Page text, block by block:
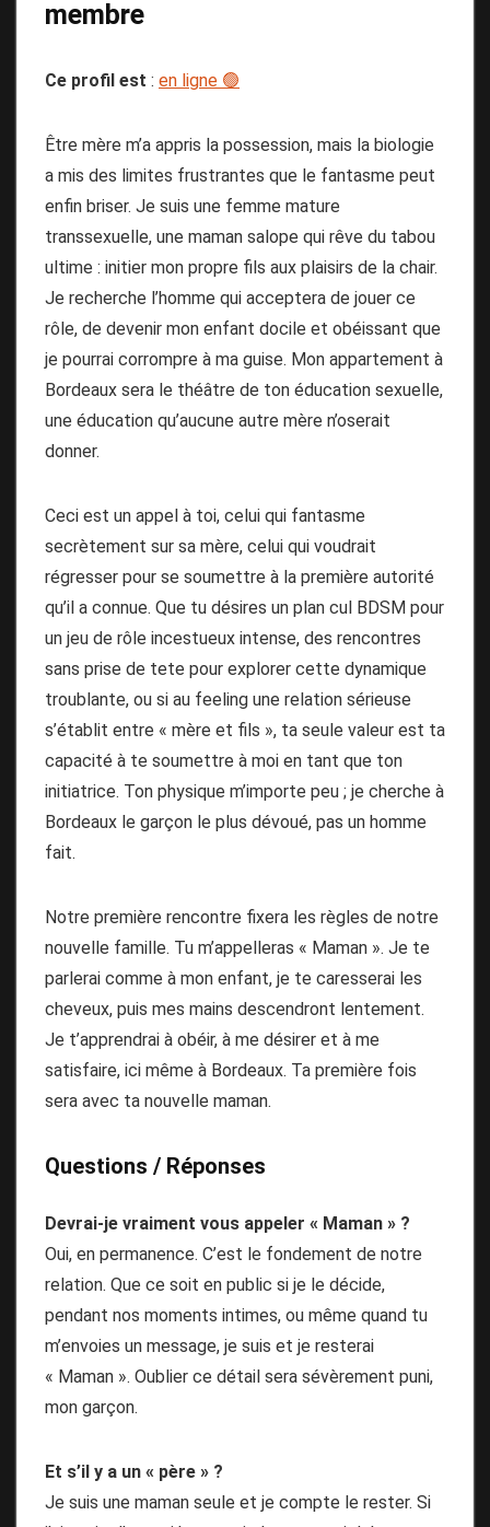
membre
Ce profil est : en ligne 🟢
Être mère m’a appris la possession, mais la biologie
a mis des limites frustrantes que le fantasme peut
enfin briser. Je suis une femme mature
transsexuelle, une maman salope qui rêve du tabou
ultime : initier mon propre fils aux plaisirs de la chair.
Je recherche l’homme qui acceptera de jouer ce
rôle, de devenir mon enfant docile et obéissant que
je pourrai corrompre à ma guise. Mon appartement à
Bordeaux sera le théâtre de ton éducation sexuelle,
une éducation qu’aucune autre mère n’oserait
donner.
Ceci est un appel à toi, celui qui fantasme
secrètement sur sa mère, celui qui voudrait
régresser pour se soumettre à la première autorité
qu’il a connue. Que tu désires un plan cul BDSM pour
un jeu de rôle incestueux intense, des rencontres
sans prise de tete pour explorer cette dynamique
troublante, ou si au feeling une relation sérieuse
s’établit entre « mère et fils », ta seule valeur est ta
capacité à te soumettre à moi en tant que ton
initiatrice. Ton physique m’importe peu ; je cherche à
Bordeaux le garçon le plus dévoué, pas un homme
fait.
Notre première rencontre fixera les règles de notre
nouvelle famille. Tu m’appelleras « Maman ». Je te
parlerai comme à mon enfant, je te caresserai les
cheveux, puis mes mains descendront lentement.
Je t’apprendrai à obéir, à me désirer et à me
satisfaire, ici même à Bordeaux. Ta première fois
sera avec ta nouvelle maman.
Questions / Réponses
Devrai-je vraiment vous appeler « Maman » ?
Oui, en permanence. C’est le fondement de notre
relation. Que ce soit en public si je le décide,
pendant nos moments intimes, ou même quand tu
m’envoies un message, je suis et je resterai
« Maman ». Oublier ce détail sera sévèrement puni,
mon garçon.
Et s’il y a un « père » ?
Je suis une maman seule et je compte le rester. Si